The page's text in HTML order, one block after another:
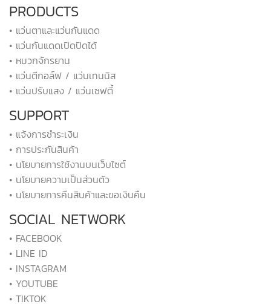
PRODUCTS
• แว่นตาและแว่นกันแดด
• แว่นกันแดดเปิดปิดได้
• หมวกจักรยาน
• แว่นตีกอล์ฟ / แว่นเทนนิส
• แว่นปรับแสง / แว่นเซฟตี้
SUPPORT
• แจ้งการชำระเงิน
• การประกันสินค้า
• นโยบายการใช้งานบนเว็บไซต์
• นโยบายความเป็นส่วนตัว
• นโยบายการคืนสินค้าและขอเงินคืน
SOCIAL NETWORK
• FACEBOOK
• LINE ID
• INSTAGRAM
• YOUTUBE
• TIKTOK